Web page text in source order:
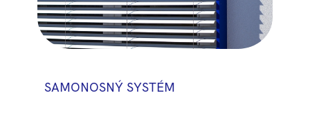
SAMONOSNÝ SYSTÉM